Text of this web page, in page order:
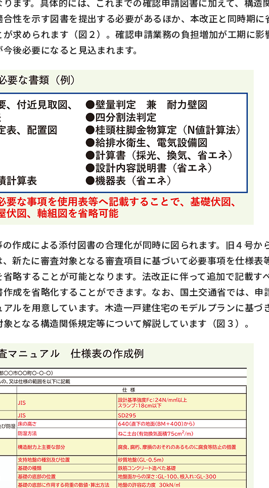
性を示す図書を提出する必要があるほか、本改正と同時期
求められます（図２）。確認申請業務の負担増加が工期に
後必要になると見込まれます。
作成による添付図書の合理化が同時に図られます。旧４号
新たに審査対象となる審査項目に基づいて必要事項を仕様
略することが可能となります。法改正に伴って追加で記載
成を省略化することができます。なお、国土交通省では、
ルを用意しています。木造一戸建住宅のモデルプランに基
となる構造関係規定等について解説しています（図３）。